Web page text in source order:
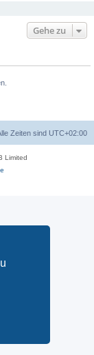
Gehe zu
Zeiten sind UTC+02:00
Limited